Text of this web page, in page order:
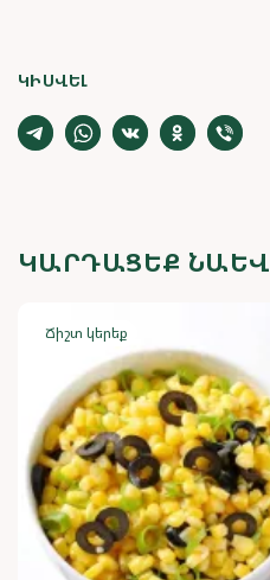
ԿԻՍՎԵԼ
ԿԱՐԴԱՑԵՔ ՆԱԵՎ
Ճիշտ կերեք